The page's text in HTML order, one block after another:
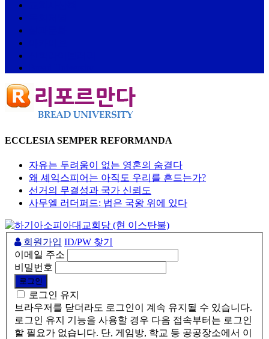
ECCLESIA SEMPER REFORMANDA
자유는 두려움이 없는 영혼의 숨결다
왜 셰익스피어는 아직도 우리를 흔드는가?
선거의 무결성과 국가 신뢰도
사무엘 러더퍼드: 법은 국왕 위에 있다
회원가입 ID/PW 찾기
이메일 주소
비밀번호
로그인 유지
브라우저를 닫더라도 로그인이 계속 유지될 수 있습니다.
로그인 유지 기능을 사용할 경우 다음 접속부터는 로그인
할 필요가 없습니다. 단, 게임방, 학교 등 공공장소에서 이